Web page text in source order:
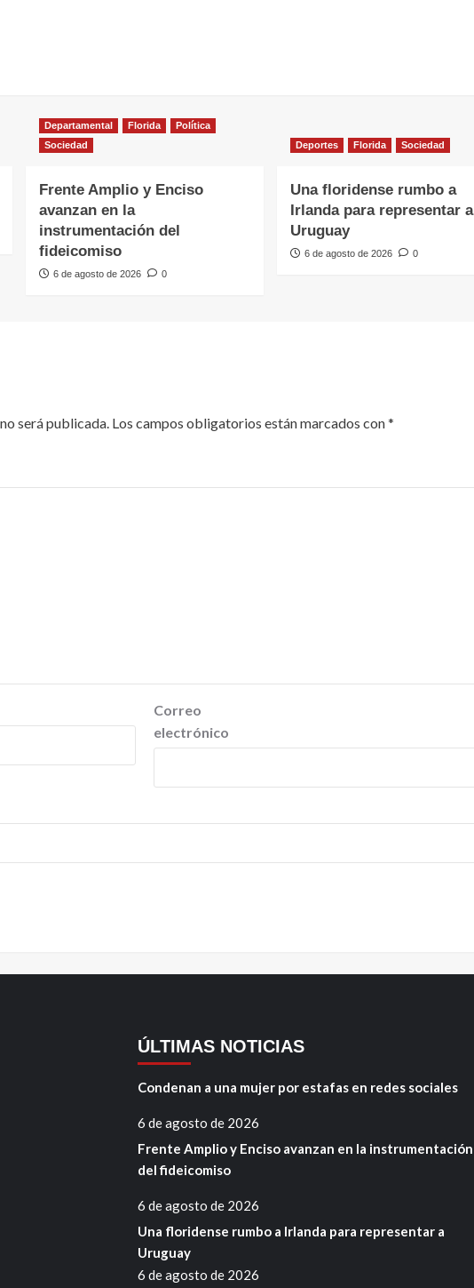
Departamental Florida
Política
Sociedad
Frente Amplio y Enciso
avanzan en la
instrumentación del
fideicomiso
6 de agosto de 2026 0
Deportes Florida Sociedad
Una floridense rumbo a
Irlanda para representar a
Uruguay
6 de agosto de 2026 0
será publicada. Los campos obligatorios están marcados con*
Correo
electrónico
ÚLTIMAS NOTICIAS
Condenan a una mujer por estafas en redes sociales
6 de agosto de 2026
Frente Amplio y Enciso avanzan en la instrumentación
del fideicomiso
6 de agosto de 2026
Una floridense rumbo a Irlanda para representar a
Uruguay
6 de agosto de 2026